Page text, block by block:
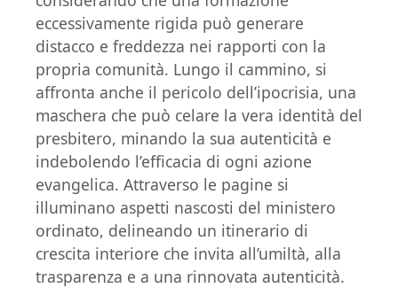
eccessivamente rigida può generare
distacco e freddezza nei rapporti con la
propria comunità. Lungo il cammino, si
affronta anche il pericolo dell’ipocrisia, una
maschera che può celare la vera identità del
presbitero, minando la sua autenticità e
indebolendo l’efficacia di ogni azione
evangelica. Attraverso le pagine si
illuminano aspetti nascosti del ministero
ordinato, delineando un itinerario di
crescita interiore che invita all’umiltà, alla
trasparenza e a una rinnovata autenticità.